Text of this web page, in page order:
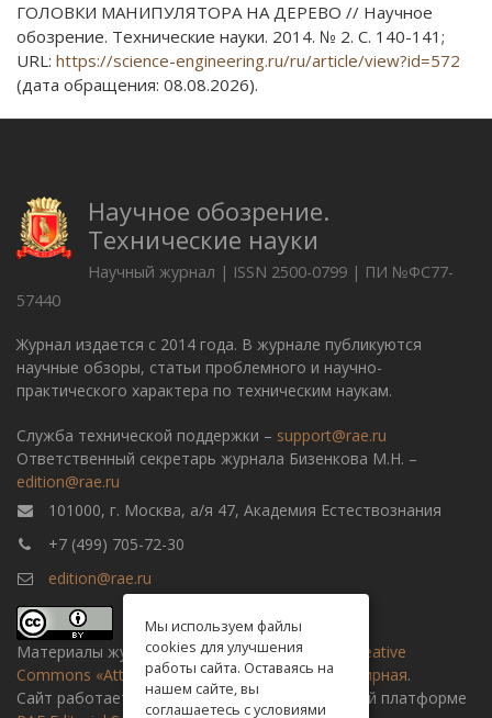
ГОЛОВКИ МАНИПУЛЯТОРА НА ДЕРЕВО // Научное
обозрение. Технические науки. 2014. № 2. С. 140-141;
URL: https://science-engineering.ru/ru/article/view?id=572
(дата обращения: 08.08.2026).
Научное обозрение.
Технические науки
Научный журнал | ISSN 2500-0799 | ПИ №ФС77-
57440
Журнал издается с 2014 года. В журнале публикуются
научные обзоры, статьи проблемного и научно-
практического характера по техническим наукам.
Служба технической поддержки – support@rae.ru
Ответственный секретарь журнала Бизенкова М.Н. –
edition@rae.ru
101000, г. Москва, а/я 47, Академия Естествознания
+7 (499) 705-72-30
edition@rae.ru
Материалы журнала доступны полицензии Creative
Commons «Attribution» («Атрибуция») 4.0 Всемирная.
Сайт работает на универсальной издательской платформе
Мы используем файлы
cookies для улучшения
работы сайта. Оставаясь на
нашем сайте, вы
соглашаетесь с условиями